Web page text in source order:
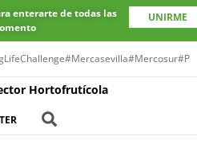
enterarte de todas las
UNIRME
#Mercasevilla#Mercosur
Hortofrutícola